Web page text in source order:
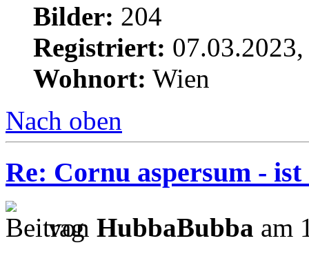
Bilder: 204
Registriert:
Wohnort: Wien
Nach oben
Re: Cornu aspersum -
von HubbaBubba am